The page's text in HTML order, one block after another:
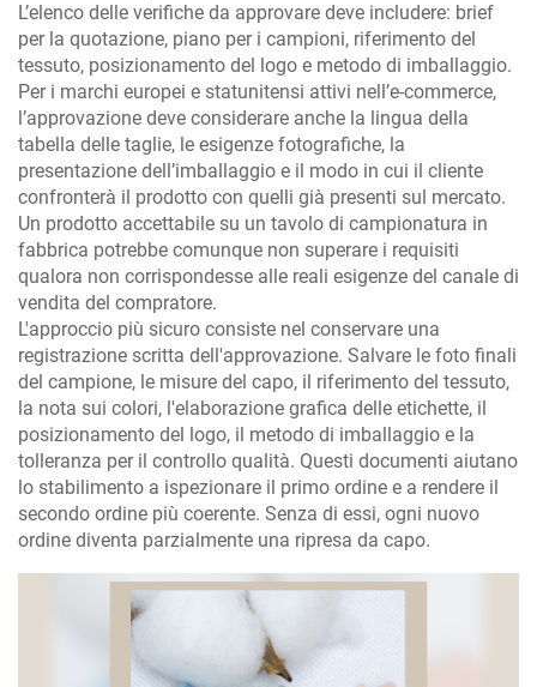
L’elenco delle verifiche da approvare deve includere: brief
per la quotazione, piano per i campioni, riferimento del
tessuto, posizionamento del logo e metodo di imballaggio.
Per i marchi europei e statunitensi attivi nell’e-commerce,
l’approvazione deve considerare anche la lingua della
tabella delle taglie, le esigenze fotografiche, la
presentazione dell’imballaggio e il modo in cui il cliente
confronterà il prodotto con quelli già presenti sul mercato.
Un prodotto accettabile su un tavolo di campionatura in
fabbrica potrebbe comunque non superare i requisiti
qualora non corrispondesse alle reali esigenze del canale di
vendita del compratore.
L'approccio più sicuro consiste nel conservare una
registrazione scritta dell'approvazione. Salvare le foto finali
del campione, le misure del capo, il riferimento del tessuto,
la nota sui colori, l'elaborazione grafica delle etichette, il
posizionamento del logo, il metodo di imballaggio e la
tolleranza per il controllo qualità. Questi documenti aiutano
lo stabilimento a ispezionare il primo ordine e a rendere il
secondo ordine più coerente. Senza di essi, ogni nuovo
ordine diventa parzialmente una ripresa da capo.